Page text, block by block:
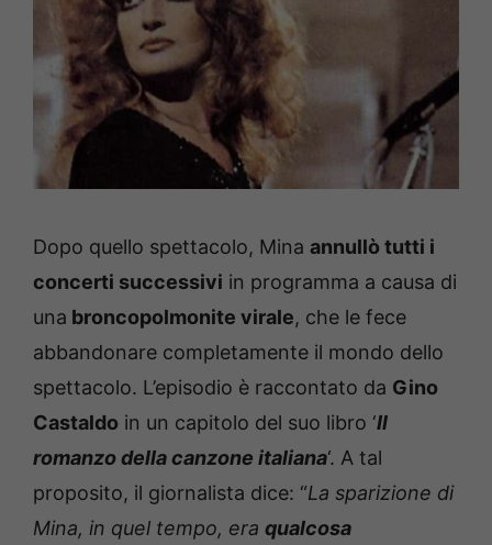
Dopo quello spettacolo, Mina annullò tutti i
concerti successivi in programma a causa di
una broncopolmonite virale, che le fece
abbandonare completamente il mondo dello
spettacolo. L’episodio è raccontato da Gino
Castaldo in un capitolo del suo libro ‘Il
romanzo della canzone italiana‘. A tal
proposito, il giornalista dice: “La sparizione di
Mina, in quel tempo, era qualcosa